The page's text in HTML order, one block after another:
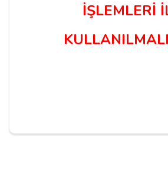
İŞLEMLERİ